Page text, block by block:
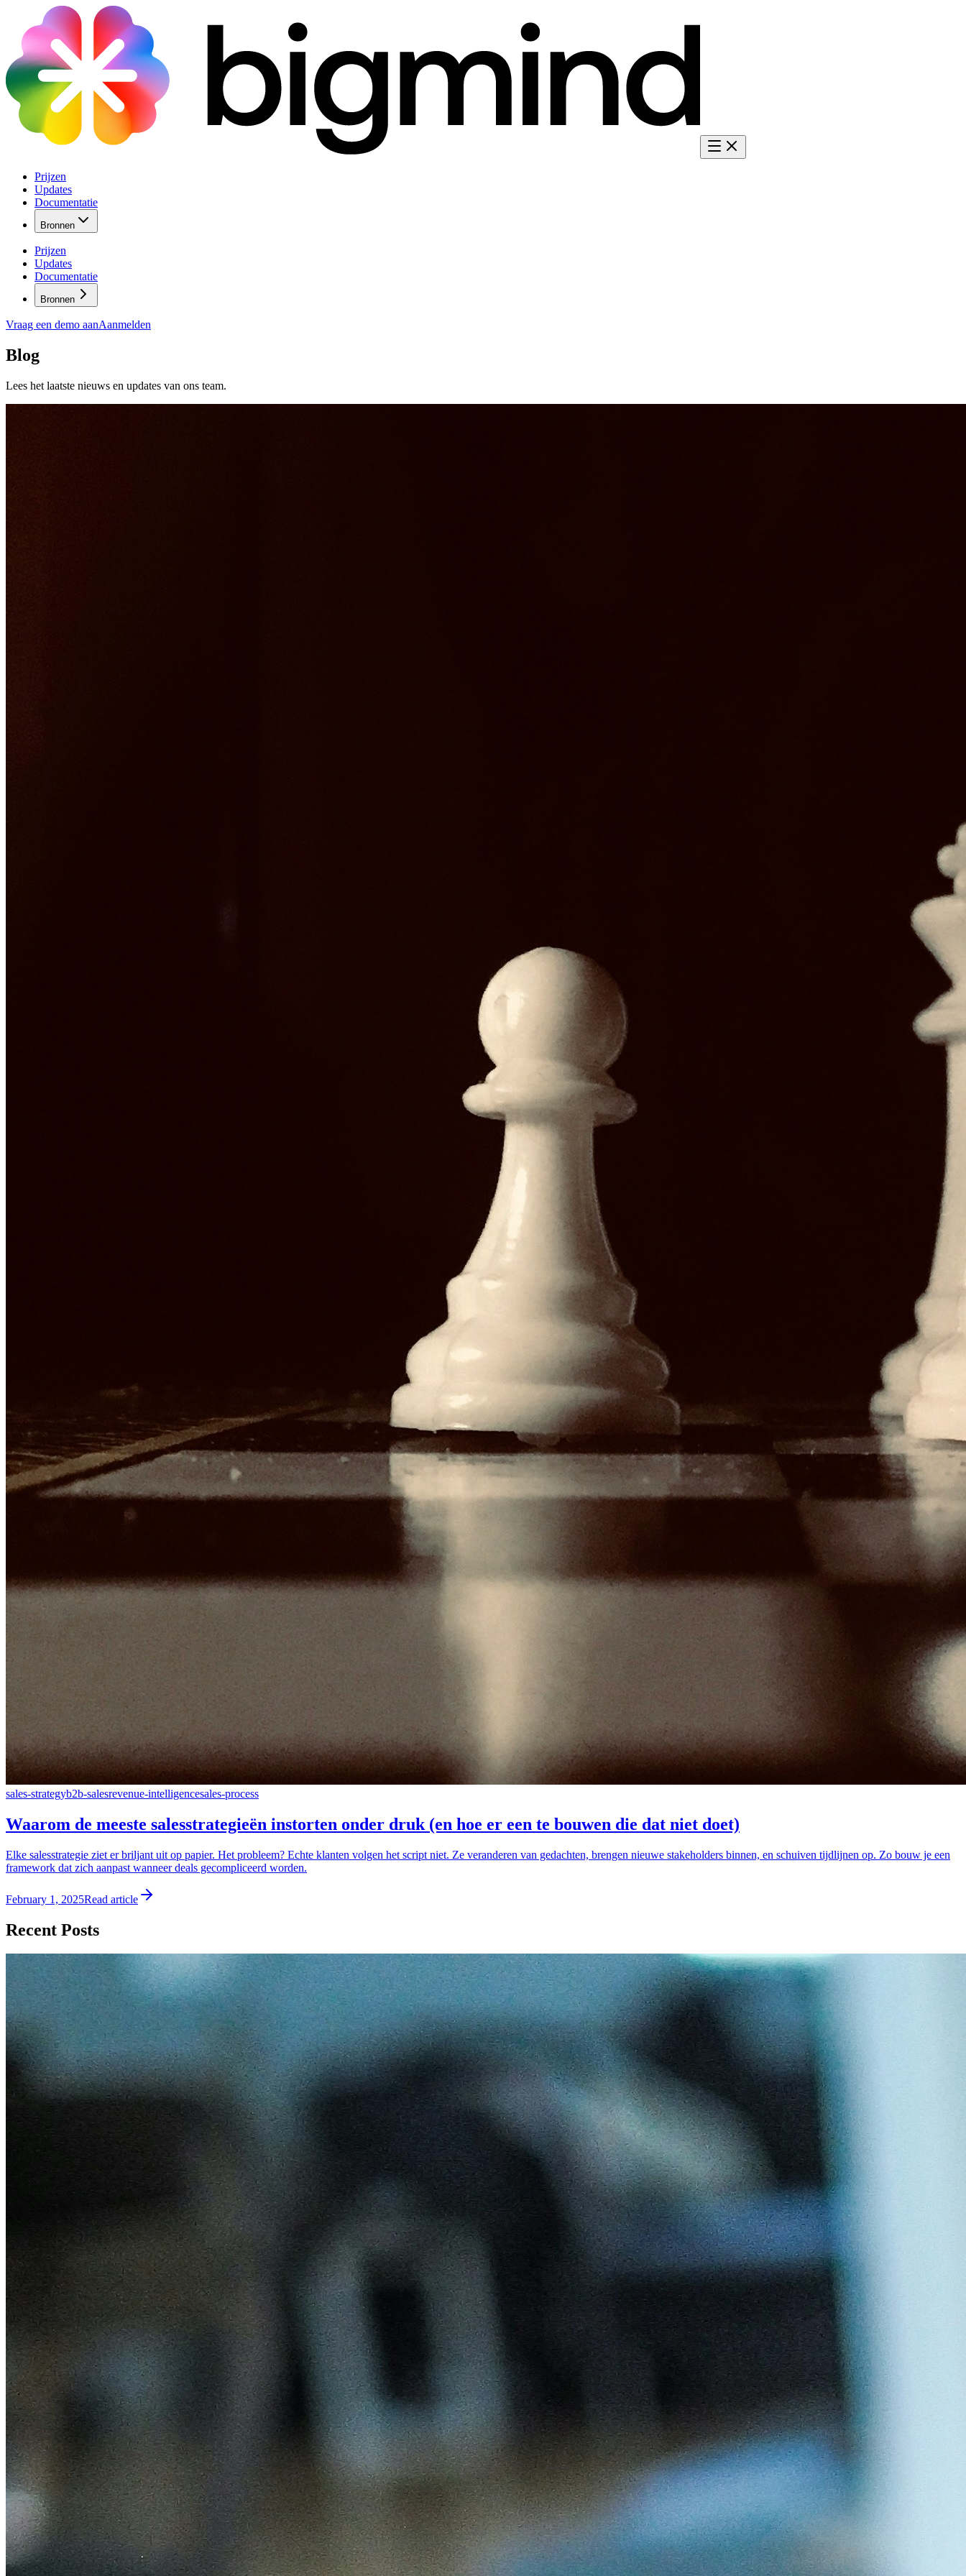
Prijzen
Updates
Documentatie
Bronnen
Prijzen
Updates
Documentatie
Bronnen
Vraag een demo aanAanmelden
Blog
Lees het laatste nieuws en updates van ons team.
sales-strategyb2b-salesrevenue-intelligencesales-process
Waarom de meeste salesstrategieën instorten onder druk (en hoe er een te bouwen die dat niet doet)
Elke salesstrategie ziet er briljant uit op papier. Het probleem? Echte klanten volgen het script niet. Ze veranderen van gedachten, brengen nieuwe stakeholders binnen, en schuiven tijdlijnen op. Zo bouw je een
framework dat zich aanpast wanneer deals gecompliceerd worden.
February 1, 2025Read article
Recent Posts